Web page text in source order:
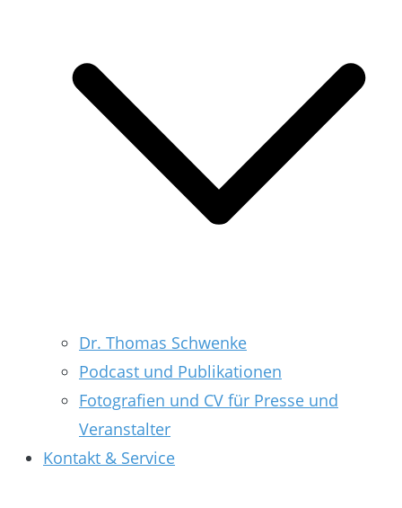
Dr. Thomas Schwenke
Podcast und Publikationen
Fotografien und CV für Presse und
Veranstalter
Kontakt & Service